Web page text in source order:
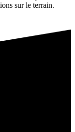
sur le terrain.